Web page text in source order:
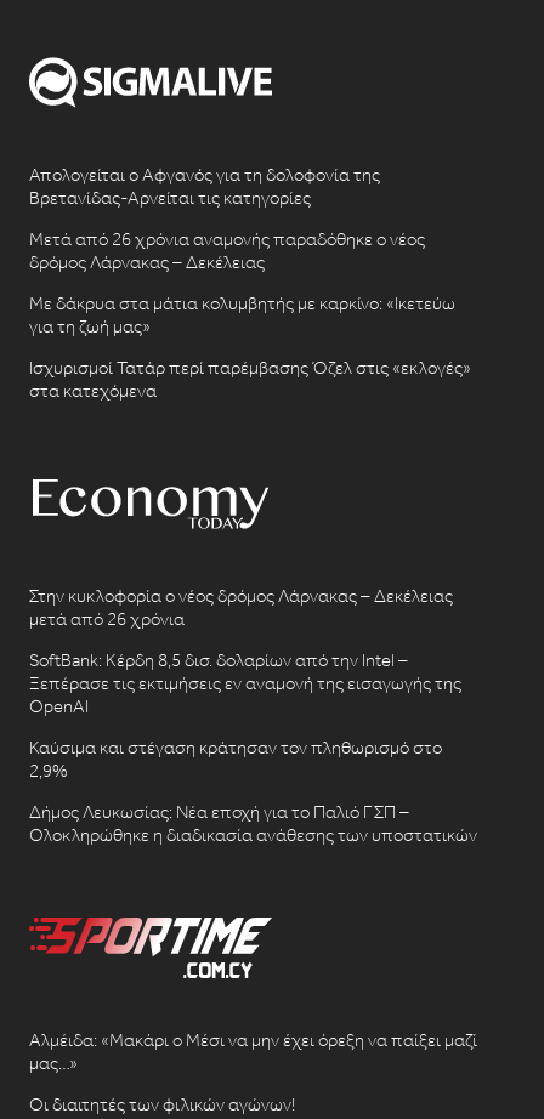
Απολογείται ο Αφγανός για τη δολοφονία της
Βρετανίδας-Αρνείται τις κατηγορίες
Μετά από 26 χρόνια αναμονής παραδόθηκε ο νέος
δρόμος Λάρνακας – Δεκέλειας
Με δάκρυα στα μάτια κολυμβητής με καρκίνο: «Ικετεύω
για τη ζωή μας»
Ισχυρισμοί Τατάρ περί παρέμβασης Όζελ στις «εκλογές»
στα κατεχόμενα
Στην κυκλοφορία ο νέος δρόμος Λάρνακας – Δεκέλειας
μετά από 26 χρόνια
SoftBank: Κέρδη 8,5 δισ. δολαρίων από την Intel –
Ξεπέρασε τις εκτιμήσεις εν αναμονή της εισαγωγής της
OpenAI
Καύσιμα και στέγαση κράτησαν τον πληθωρισμό στο
2,9%
Δήμος Λευκωσίας: Νέα εποχή για το Παλιό ΓΣΠ –
Ολοκληρώθηκε η διαδικασία ανάθεσης των υποστατικών
Αλμέιδα: «Μακάρι ο Μέσι να μην έχει όρεξη να παίξει μαζί
μας…»
Οι διαιτητές των φιλικών αγώνων!